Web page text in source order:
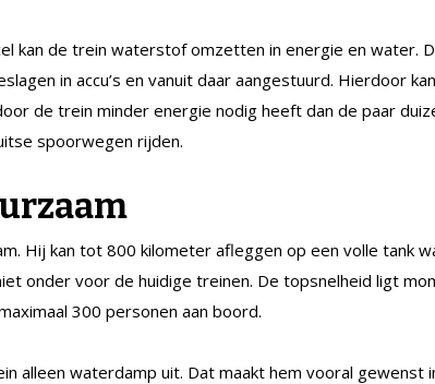
kan de trein waterstof omzetten in energie en water.
in accu’s en vanuit daar aangestuurd. Hierdoor
de trein minder energie nodig heeft dan de paar
spoorwegen rijden.
Hij kan tot 800 kilometer afleggen op een volle tank
onder voor de huidige treinen. De topsnelheid ligt
300 personen aan boord.
alleen waterdamp uit. Dat maakt hem vooral gewenst